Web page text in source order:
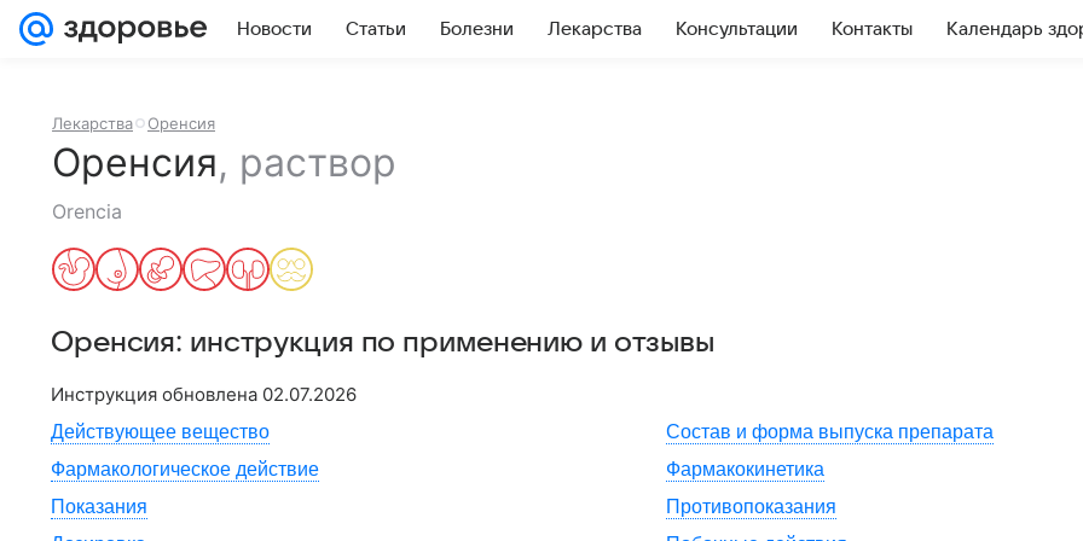
Новости Статьи Болезни Лекарства Консультации Контакты Календарь
Лекарства Оренсия
Оренсия, раствор
Orencia
Оренсия: инструкция по применению и отзывы
Инструкция обновлена 02.07.2026
Действующее вещество
Состав и форма выпуска препарата
Фармакологическое действие
Фармакокинетика
Показания
Противопоказания